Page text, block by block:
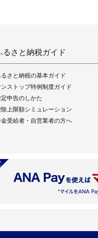
るさと納税ガイド
さと納税の基本ガイド
ンストップ特例制度ガイド
申告のしかた
上限額シミュレーション
受給者・自営業者の方へ